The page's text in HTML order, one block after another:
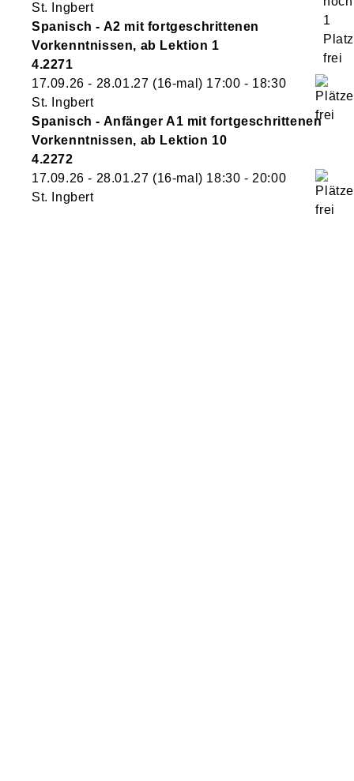
St. Ingbert
Spanisch - A2 mit fortgeschrittenen
Vorkenntnissen, ab Lektion 1
4.2271
17.09.26 - 28.01.27 (16-mal) 17:00 - 18:30
St. Ingbert
Spanisch - Anfänger A1 mit fortgeschrittenen
Vorkenntnissen, ab Lektion 10
4.2272
17.09.26 - 28.01.27 (16-mal) 18:30 - 20:00
St. Ingbert